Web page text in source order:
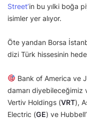
Street’in bu yılki boğa
isimler yer alıyor.
Öte yandan Borsa
dizi Türk hissesinin
Bank of America ve
damarı diyebileceğimiz
Vertiv Holdings (VRT),
Electric (GE) ve